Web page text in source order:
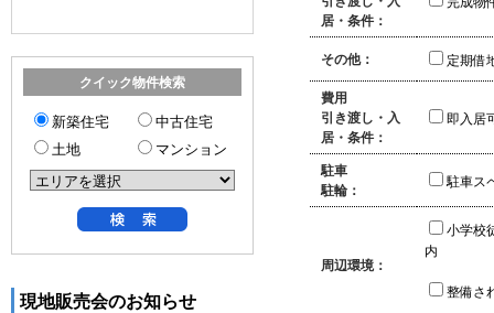
居・条件：
その他： 定期借
費用
引き渡し・入
居・条件：
即入居
駐車
駐輪：
駐車ス
周辺環境：
小学校
内
整備さ
クイック物件検索
新築住宅
中古住宅
土地
マンション
現地販売会のお知らせ